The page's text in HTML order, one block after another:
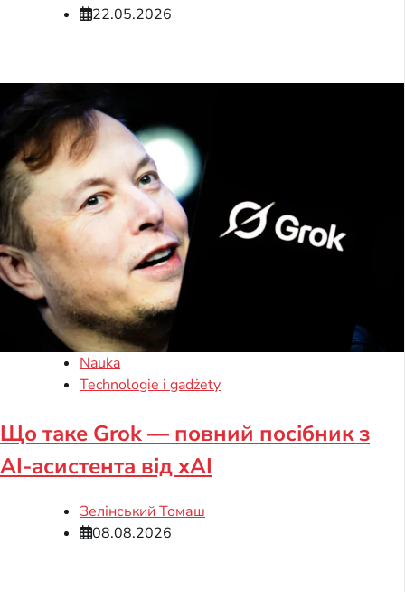
22.05.2026
Nauka
Technologie i gadżety
Що таке Grok — повний посібник з
AI-асистента від xAI
Зелінський Томаш
08.08.2026